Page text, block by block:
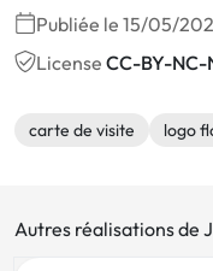
Publiée le 15/05/
License CC-BY-NC-
carte de visite logo
Autres réalisations de